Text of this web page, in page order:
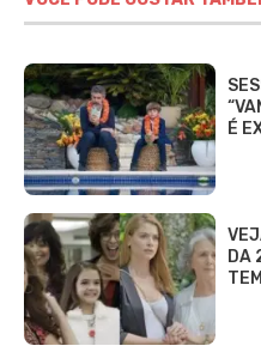
É
DA